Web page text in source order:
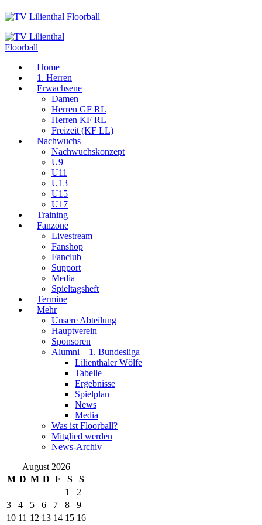
Home
1. Herren
Erwachsene
Damen
Herren GF RL
Herren KF RL
Freizeit (KF LL)
Nachwuchs
Nachwuchskonzept
U9
U11
U13
U15
U17
Training
Fanzone
Livestream
Fanshop
Fanclub
Support
Media
Spieltagsheft
Termine
Mehr
Unsere Abteilung
Hauptverein
Sponsoren
Alumni – 1. Bundesliga
Lilienthaler Wölfe
Tabelle
Ergebnisse
Spielplan
News
Media
Was ist Floorball?
Mitglied werden
News-Archiv
August 2026
M D M D F S
S
1
2
3
4 5 6 7 8
9
10 11 12 13 14 15 16